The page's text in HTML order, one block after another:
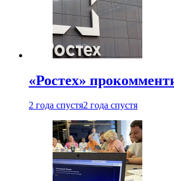
«Ростех»
2 года спустя2 года спустя